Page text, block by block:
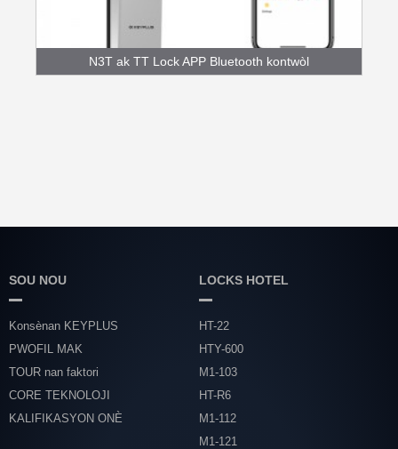
N3T ak TT Lock APP Bluetooth kontwòl
SOU NOU
Konsènan KEYPLUS
PWOFIL MAK
TOUR nan faktori
CORE TEKNOLOJI
KALIFIKASYON ONÈ
LOCKS HOTEL
HT-22
HTY-600
M1-103
HT-R6
M1-112
M1-121